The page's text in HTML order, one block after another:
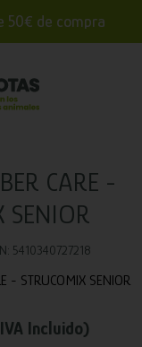
50€ de compra
CARE -
SENIOR
5410340727218
Incluido)